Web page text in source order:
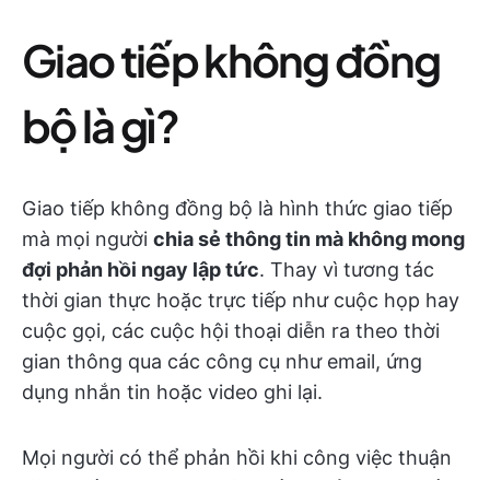
Giao tiếp không đồng
bộ là gì?
Giao tiếp không đồng bộ là hình thức giao tiếp
mà mọi người chia sẻ thông tin mà không mong
đợi phản hồi ngay lập tức. Thay vì tương tác
thời gian thực hoặc trực tiếp như cuộc họp hay
cuộc gọi, các cuộc hội thoại diễn ra theo thời
gian thông qua các công cụ như email, ứng
dụng nhắn tin hoặc video ghi lại.
Mọi người có thể phản hồi khi công việc thuận